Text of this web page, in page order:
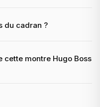
du cadran ?
cette montre Hugo Boss